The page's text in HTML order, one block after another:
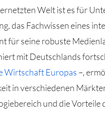
Welt ist es für
das Fachwissen eines
für seine robuste
mit Deutschlands
Wirtschaft Europas –,
in verschiedenen
und die